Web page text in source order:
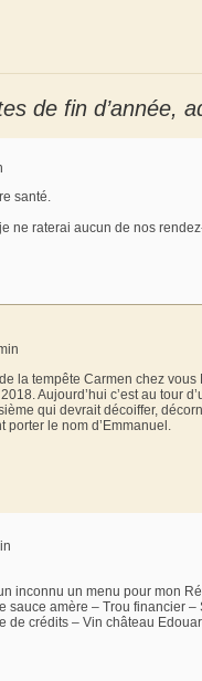
de fin d’année,
santé.
ne raterai aucun de nos
la tempête Carmen chez vous
Aujourd’hui c’est au tour
qui devrait décoiffer,
le nom d’Emmanuel.
inconnu un menu pour mon
sauce amère – Trou financier
de crédits – Vin château